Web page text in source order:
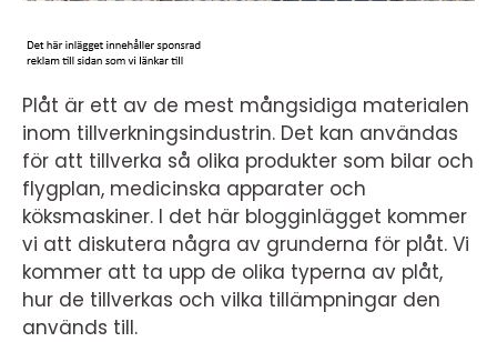
Plåt är ett av de mest mångsidiga materialen
inom tillverkningsindustrin. Det kan användas
för att tillverka så olika produkter som bilar och
flygplan, medicinska apparater och
köksmaskiner. I det här blogginlägget kommer
vi att diskutera några av grunderna för plåt. Vi
kommer att ta upp de olika typerna av plåt,
hur de tillverkas och vilka tillämpningar den
används till.